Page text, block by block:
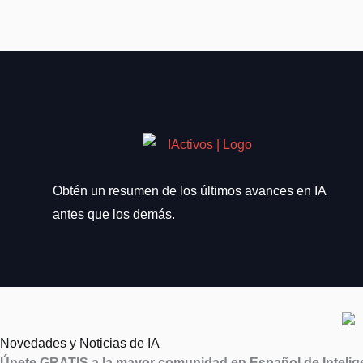
Obtén un resumen de los últimos avances en IA
antes que los demás.
Novedades y Noticias de IA